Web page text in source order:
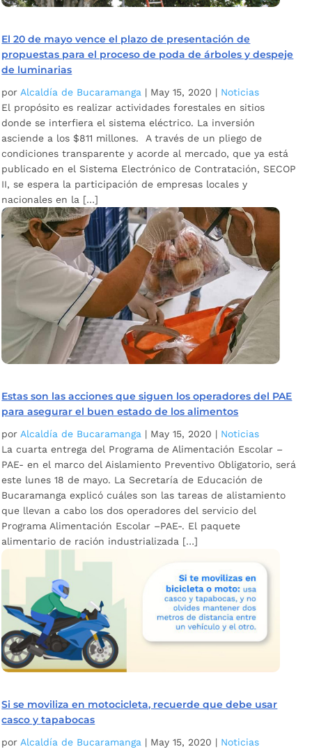
El 20 de mayo vence el plazo de presentación de
propuestas para el proceso de poda de árboles y despeje
de luminarias
porAlcaldía de Bucaramanga | May 15, 2020 | Noticias
El propósito es realizar actividades forestales en sitios
donde se interfiera el sistema eléctrico. La inversión
asciende a los $811 millones. A través de un pliego de
condiciones transparente y acorde al mercado, que ya está
publicado en el Sistema Electrónico de Contratación, SECOP
II, se espera la participación de empresas locales y
nacionales en la […]
Estas son las acciones que siguen los operadores del PAE
para asegurar el buen estado de los alimentos
por Alcaldía de Bucaramanga | May 15, 2020 | Noticias
La cuarta entrega del Programa de Alimentación Escolar –
PAE- en el marco del Aislamiento Preventivo Obligatorio, será
este lunes 18 de mayo. La Secretaría de Educación de
Bucaramanga explicó cuáles son las tareas de alistamiento
que llevan a cabo los dos operadores del servicio del
Programa Alimentación Escolar –PAE-. El paquete
alimentario de ración industrializada […]
Si se moviliza en motocicleta, recuerde que debe usar
casco y tapabocas
porAlcaldía de Bucaramanga | May 15, 2020 | Noticias